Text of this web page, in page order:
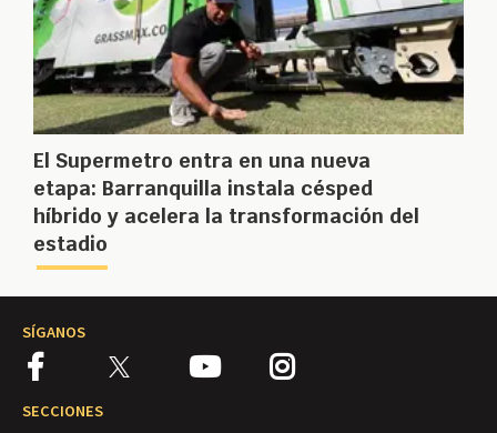
El Supermetro entra en una nueva
etapa: Barranquilla instala césped
híbrido y acelera la transformación del
estadio
SÍGANOS
SECCIONES